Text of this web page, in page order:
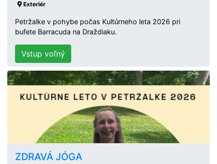
Exteriér
Petržalke v pohybe počas Kultúrneho leta 2026 pri
bufete Barracuda na Draždiaku.
Vstup voľný
ZDRAVÁ JÓGA